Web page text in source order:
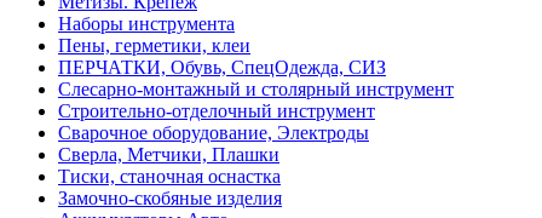
Наборы инструмента
Пены, герметики, клеи
ПЕРЧАТКИ, Обувь, СпецОдежда, СИЗ
Слесарно-монтажный и столярный инструмент
Строительно-отделочный инструмент
Сварочное оборудование, Электроды
Сверла, Метчики, Плашки
Тиски, станочная оснастка
Замочно-скобяные изделия